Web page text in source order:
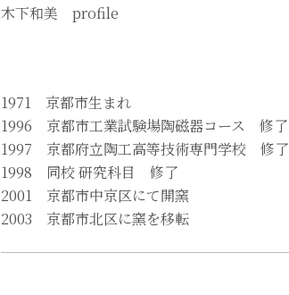
木下和美 profile
1971 京都市生まれ
1996 京都市工業試験場陶磁器コース 修了
1997 京都府立陶工高等技術専門学校 修了
1998 同校 研究科目 修了
2001 京都市中京区にて開窯
2003 京都市北区に窯を移転